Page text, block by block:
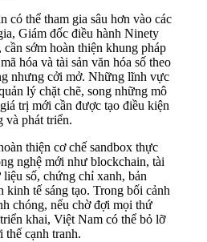
có thể tham gia sâu hơn vào các
Giám đốc điều hành Ninety
cần sớm hoàn thiện khung pháp
hóa và tài sản văn hóa số theo
nhưng cởi mở. Những lĩnh vực
lý chặt chẽ, song những mô
trị mới cần được tạo điều kiện
và phát triển.
thiện cơ chế sandbox thực
nghệ mới như blockchain, tài
số, chứng chỉ xanh, bản
kinh tế sáng tạo. Trong bối cảnh
chóng, nếu chờ đợi mọi thứ
khai, Việt Nam có thể bỏ lỡ
thế cạnh tranh.